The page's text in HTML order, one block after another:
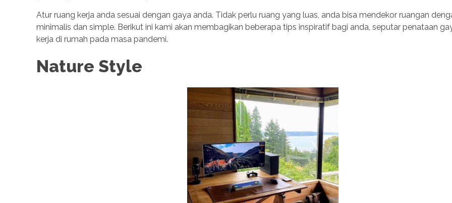
Atur ruang kerja anda sesuai dengan gaya anda. Tidak perlu ruang yang luas, anda bisa mendekor ruangan
minimalis dan simple. Berikut ini kami akan membagikan beberapa tips inspiratif bagi anda, seputar penataan
kerja di rumah pada masa pandemi.
Nature Style